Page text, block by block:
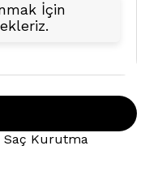
İçin
Saç Kurutma